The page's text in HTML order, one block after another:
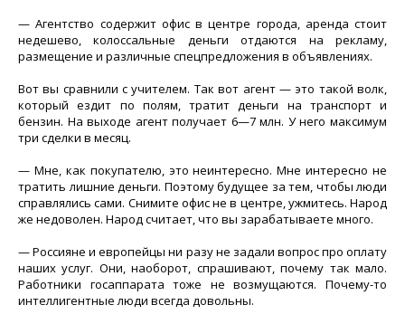
— Агентство содержит офис в центре города, аренда стоит
недешево, колоссальные деньги отдаются на рекламу,
размещение и различные спецпредложения в объявлениях.
Вот вы сравнили с учителем. Так вот агент — это такой волк,
который ездит по полям, тратит деньги на транспорт и
бензин. На выходе агент получает 6—7 млн. У него максимум
три сделки в месяц.
— Мне, как покупателю, это неинтересно. Мне интересно не
тратить лишние деньги. Поэтому будущее за тем, чтобы люди
справлялись сами. Снимите офис не в центре, ужмитесь. Народ
же недоволен. Народ считает, что вы зарабатываете много.
— Россияне и европейцы ни разу не задали вопрос про оплату
наших услуг. Они, наоборот, спрашивают, почему так мало.
Работники госаппарата тоже не возмущаются. Почему-то
интеллигентные люди всегда довольны.